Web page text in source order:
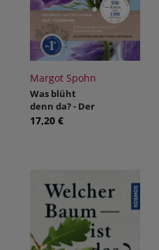
Margot Spohn
Was blüht
denn da? - Der
Fotoband
17,20 €